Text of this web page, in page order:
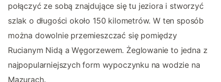
połączyć ze sobą znajdujące się tu jeziora i stworzyć
szlak o długości około 150 kilometrów. W ten sposób
można dowolnie przemieszczać się pomiędzy
Rucianym Nidą a Węgorzewem. Żeglowanie to jedna z
najpopularniejszych form wypoczynku na wodzie na
Mazurach.